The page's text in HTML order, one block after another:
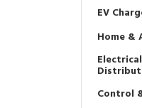
EV
Home &
Control